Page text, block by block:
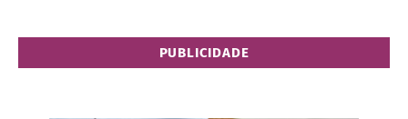
PUBLICIDADE